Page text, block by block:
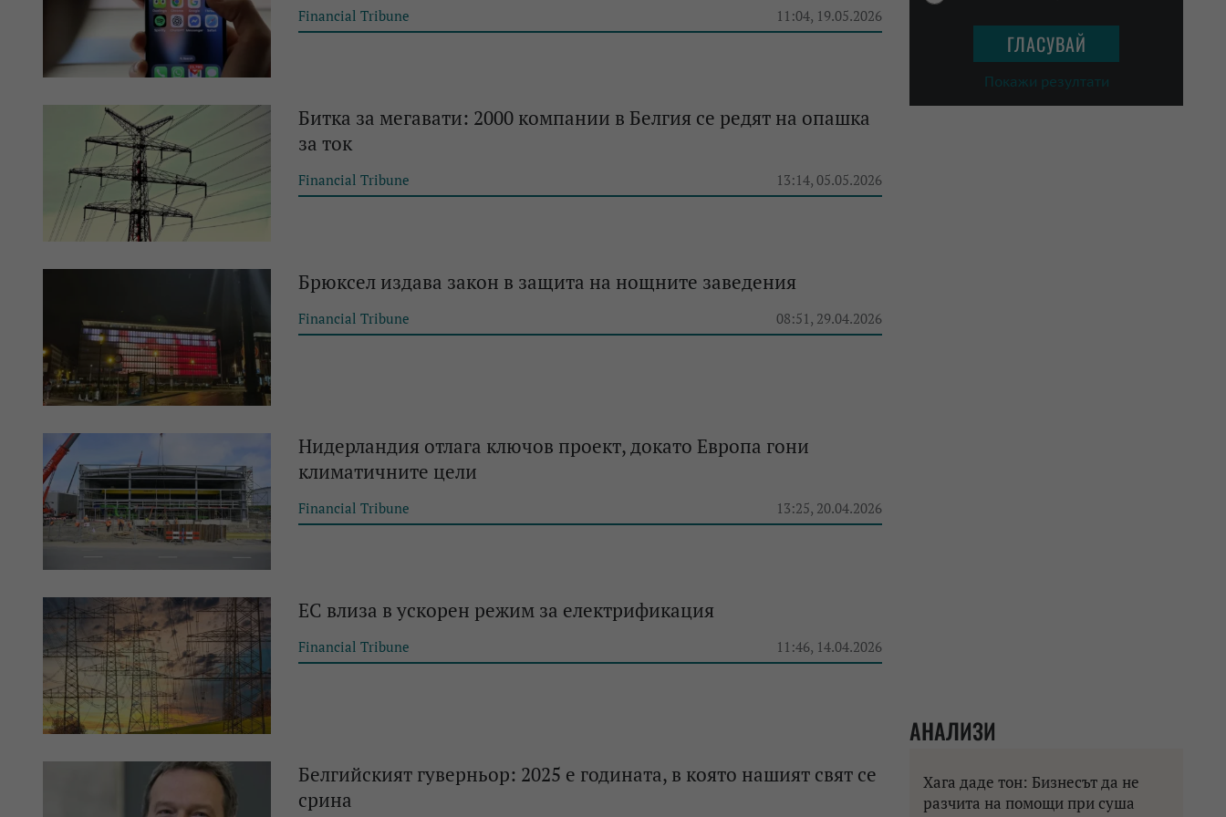
Financial Tribune 11:04, 19.05.2026
Битка за мегавати: 2000 компании в Белгия се редят на опашка
за ток
Financial Tribune 13:14, 05.05.2026
Брюксел издава закон в защита на нощните заведения
Financial Tribune 08:51, 29.04.2026
Нидерландия отлага ключов проект, докато Европа гони
климатичните цели
Financial Tribune 13:25, 20.04.2026
ЕС влиза в ускорен режим за електрификация
Financial Tribune 11:46, 14.04.2026
Белгийският гуверньор: 2025 е годината, в която нашият свят се
срина
Покажи резултати
АНАЛИЗИ
Хага даде тон: Бизнесът да не
разчита на помощи при суша